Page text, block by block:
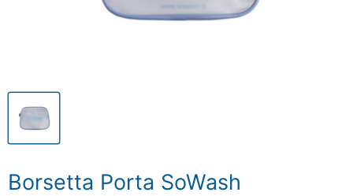
Borsetta Porta SoWash